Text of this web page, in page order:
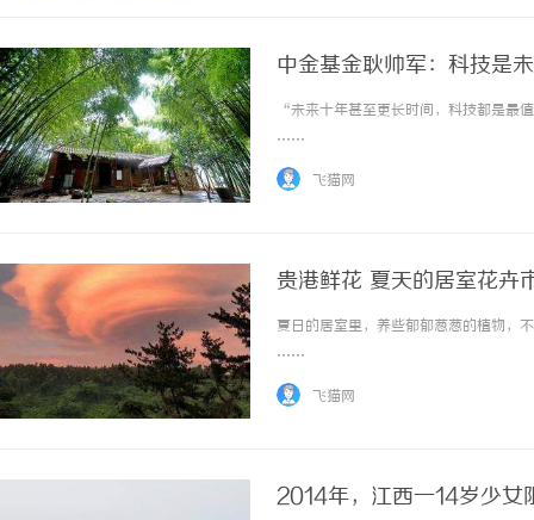
中金基金耿帅军：科技是
“未来十年甚至更长时间，科技都是最
……
飞猫网
贵港鲜花 夏天的居室花卉
夏日的居室里，养些郁郁葱葱的植物，
……
飞猫网
2014年，江西一14岁少女